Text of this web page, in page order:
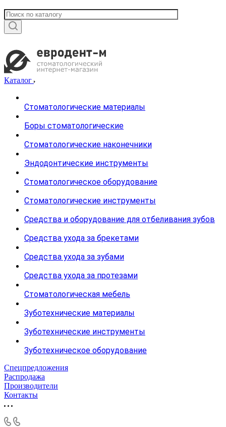
Каталог
Стоматологические материалы
Боры стоматологические
Стоматологические наконечники
Эндодонтические инструменты
Стоматологическое оборудование
Стоматологические инструменты
Средства и оборудование для отбеливания зубов
Средства ухода за брекетами
Средства ухода за зубами
Средства ухода за протезами
Стоматологическая мебель
Зуботехнические материалы
Зуботехнические инструменты
Зуботехническое оборудование
Спецпредложения
Распродажа
Производители
Контакты